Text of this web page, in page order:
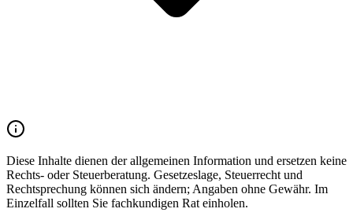
Diese Inhalte dienen der allgemeinen Information und ersetzen keine
Rechts- oder Steuerberatung. Gesetzeslage, Steuerrecht und
Rechtsprechung können sich ändern; Angaben ohne Gewähr. Im
Einzelfall sollten Sie fachkundigen Rat einholen.